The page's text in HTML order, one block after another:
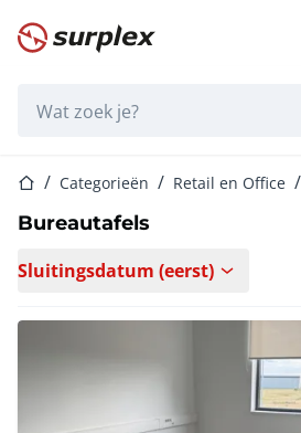
Startpagina
StartpaginaCategorieën Retail en Office
Bureautafels
Sluitingsdatum (eerst)